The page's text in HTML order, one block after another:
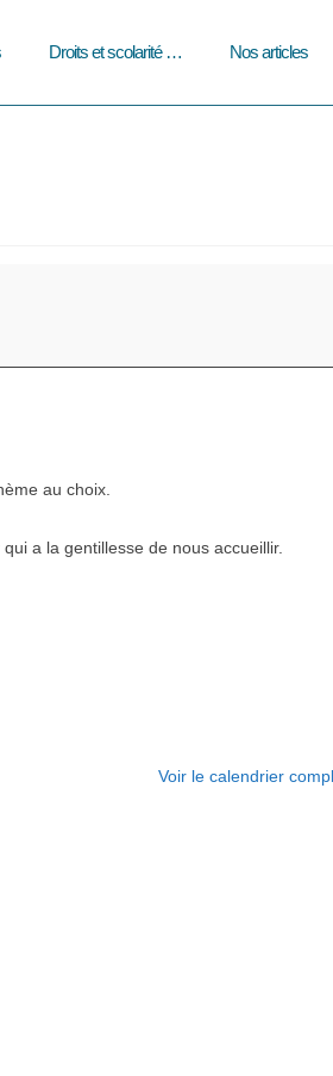
Droits et scolarité … Nos articles
au choix.
a la gentillesse de nous accueillir.
Voir le calendrier